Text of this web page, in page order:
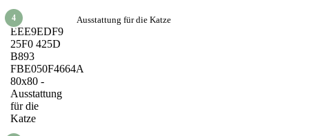
4 Ausstattung für die Katze